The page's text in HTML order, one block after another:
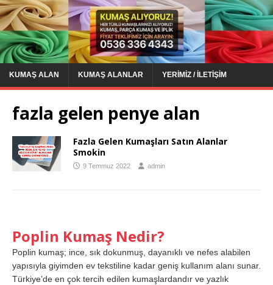
KUMAŞ ALAN KUMAŞ ALANLAR YERIMIZ / İLETIŞIM
fazla gelen penye alan
Fazla Gelen Kumaşları Satın Alanlar
Smokin
9 Temmuz 2022 admin
Poplin Kumaş Nedir?
Poplin kumaş; ince, sık dokunmuş, dayanıklı ve nefes alabilen
yapısıyla giyimden ev tekstiline kadar geniş kullanım alanı sunar.
Türkiye’de en çok tercih edilen kumaşlardandır ve yazlık